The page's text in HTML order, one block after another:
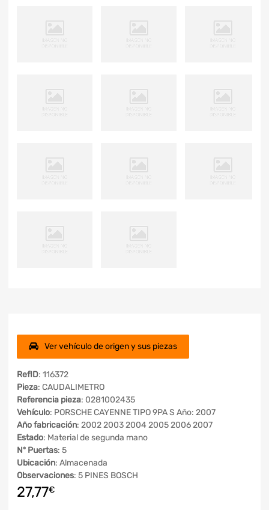
Ver vehículo de origen y sus piezas
RefID: 116372
Pieza: CAUDALIMETRO
Referencia pieza: 0281002435
Vehículo: PORSCHE CAYENNE TIPO 9PA S Año: 2007
Año fabricación: 2002 2003 2004 2005 2006 2007
Estado: Material de segunda mano
Nº Puertas: 5
Ubicación: Almacenada
Observaciones: 5 PINES BOSCH
27,77€